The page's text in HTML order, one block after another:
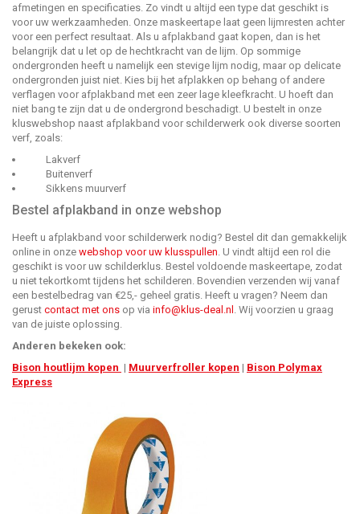
afmetingen en specificaties. Zo vindt u altijd een type dat geschikt is
voor uw werkzaamheden. Onze maskeertape laat geen lijmresten achter
voor een perfect resultaat. Als u afplakband gaat kopen, dan is het
belangrijk dat u let op de hechtkracht van de lijm. Op sommige
ondergronden heeft u namelijk een stevige lijm nodig, maar op delicate
ondergronden juist niet. Kies bij het afplakken op behang of andere
verflagen voor afplakband met een zeer lage kleefkracht. U hoeft dan
niet bang te zijn dat u de ondergrond beschadigt. U bestelt in onze
kluswebshop naast afplakband voor schilderwerk ook diverse soorten
verf, zoals:
Lakverf
Buitenverf
Sikkens muurverf
Bestel afplakband in onze webshop
Heeft u afplakband voor schilderwerk nodig? Bestel dit dan gemakkelijk
online in onze webshop voor uw klusspullen. U vindt altijd een rol die
geschikt is voor uw schilderklus. Bestel voldoende maskeertape, zodat
u niet tekortkomt tijdens het schilderen. Bovendien verzenden wij vanaf
een bestelbedrag van €25,- geheel gratis. Heeft u vragen? Neem dan
gerust contact met ons op via info@klus-deal.nl . Wij voorzien u graag
van de juiste oplossing.
Anderen bekeken ook:
Bison houtlijm kopen | Muurverfroller kopen | Bison Polymax
Express